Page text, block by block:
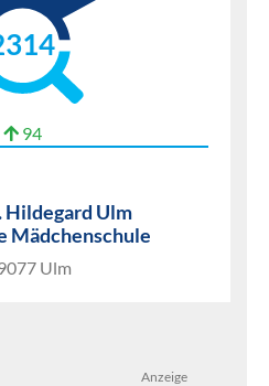
94
Hildegard Ulm
Mädchenschule
Ulm
Anzeige